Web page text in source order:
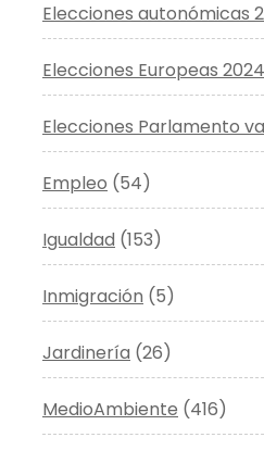
Elecciones autonómicas
Elecciones Europeas 2024
Elecciones Parlamento
Empleo (54)
Igualdad (153)
Inmigración (5)
Jardinería (26)
MedioAmbiente (416)